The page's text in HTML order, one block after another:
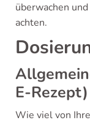
überwachen
achten.
E-Rezept)
Wie viel von